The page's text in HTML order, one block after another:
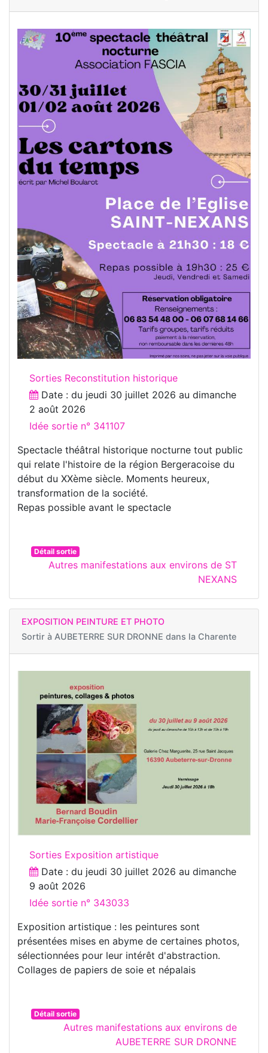
Sorties Reconstitution historique
Date : du jeudi 30 juillet 2026 au dimanche
2 août 2026
Idée sortie n° 341107
Spectacle théâtral historique nocturne tout public
qui relate l'histoire de la région Bergeracoise du
début du XXème siècle. Moments heureux,
transformation de la société.
Repas possible avant le spectacle
Détail sortie
Autres manifestations aux environs de ST
NEXANS
EXPOSITION PEINTURE ET PHOTO
Sortir à AUBETERRE SUR DRONNE dans la Charente
Sorties Exposition artistique
Date : du jeudi 30 juillet 2026 au dimanche
9 août 2026
Idée sortie n° 343033
Exposition artistique : les peintures sont
présentées mises en abyme de certaines photos,
sélectionnées pour leur intérêt d'abstraction.
Collages de papiers de soie et népalais
Détail sortie
Autres manifestations aux environs de
AUBETERRE SUR DRONNE